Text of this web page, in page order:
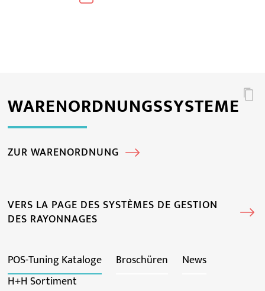
WARENORDNUNGSSYSTEME
ZUR WARENORDNUNG
VERS LA PAGE DES SYSTÈMES DE GESTION
DES RAYONNAGES
POS-Tuning Kataloge Broschüren
News
H+H Sortiment